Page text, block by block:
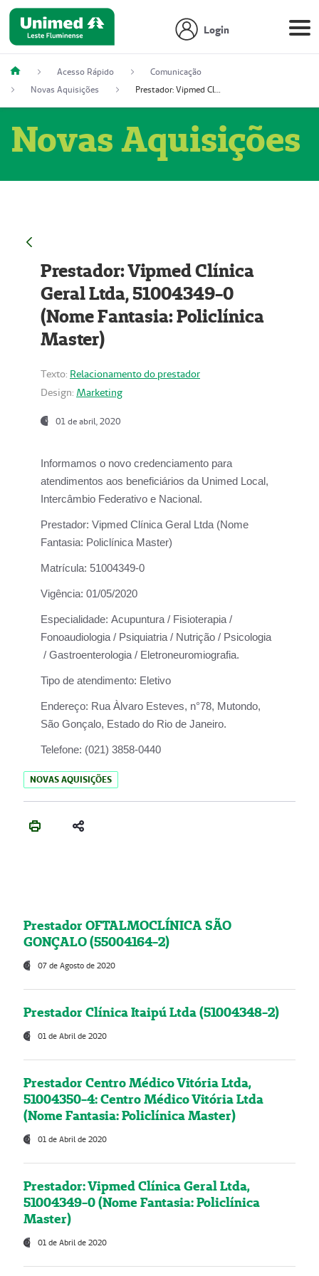
Login
Acesso Rápido
Comunicação
Novas Aquisições
Prestador: Vipmed Clínica Geral Ltda, 51004349-0 (Nome Fantasia: Policlínica Master)
Novas Aquisições
Prestador: Vipmed Clínica
Geral Ltda, 51004349-0
(Nome Fantasia: Policlínica
Master)
Texto: Relacionamento do prestador
Design: Marketing
01 de abril, 2020
Informamos o novo credenciamento para
atendimentos aos beneficiários da Unimed Local,
Intercâmbio Federativo e Nacional.
Prestador: Vipmed Clínica Geral Ltda (Nome
Fantasia: Policlínica Master)
Matrícula: 51004349-0
Vigência: 01/05/2020
Especialidade: Acupuntura / Fisioterapia /
Fonoaudiologia / Psiquiatria / Nutrição / Psicologia
/ Gastroenterologia / Eletroneuromiografia.
Tipo de atendimento: Eletivo
Endereço: Rua Àlvaro Esteves, n°78, Mutondo,
São Gonçalo, Estado do Rio de Janeiro.
Telefone: (021) 3858-0440
NOVAS AQUISIÇÕES
Prestador OFTALMOCLÍNICA SÃO
GONÇALO (55004164-2)
07 de Agosto de 2020
Prestador Clínica Itaipú Ltda (51004348-2)
01 de Abril de 2020
Prestador Centro Médico Vitória Ltda,
51004350-4: Centro Médico Vitória Ltda
(Nome Fantasia: Policlínica Master)
01 de Abril de 2020
Prestador: Vipmed Clínica Geral Ltda,
51004349-0 (Nome Fantasia: Policlínica
Master)
01 de Abril de 2020